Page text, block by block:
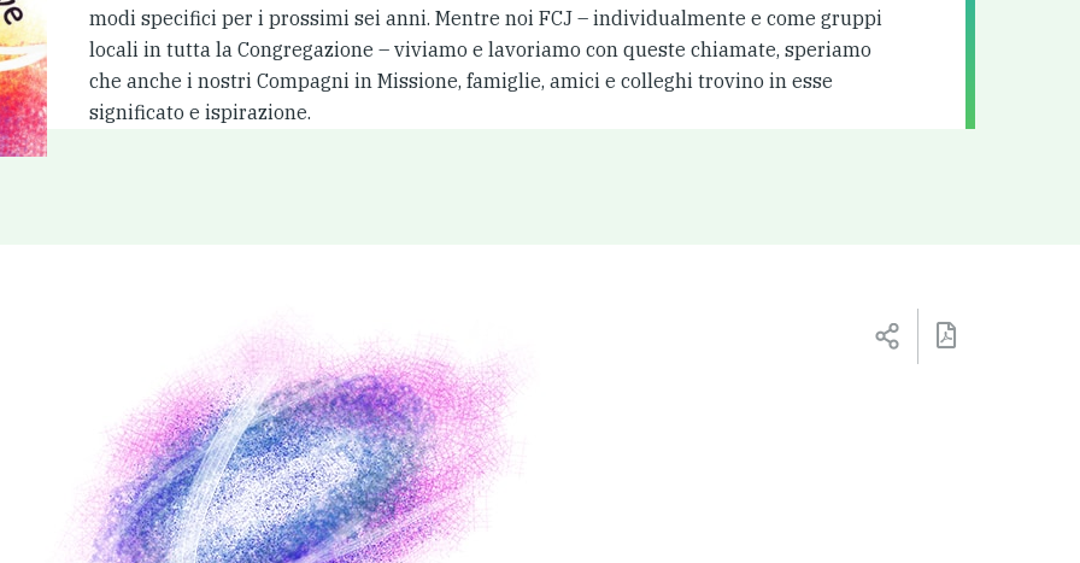
modi specifici per i prossimi sei anni. Mentre noi FCJ – individualmente e come gruppi
locali in tutta la Congregazione – viviamo e lavoriamo con queste chiamate, speriamo
che anche i nostri Compagni in Missione, famiglie, amici e colleghi trovino in esse
significato e ispirazione.